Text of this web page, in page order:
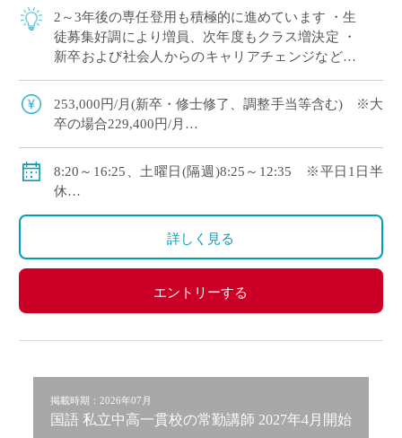
2～3年後の専任登用も積極的に進めています ・生
徒募集好調により増員、次年度もクラス増決定 ・
新卒および社会人からのキャリアチェンジなど未
550万円(ご経験等による) ・神 […]
253,000円/月(新卒・修士修了、調整手当等含む) ※大
卒の場合229,400円/月
◇手当：各種有
◇賞与：有
8:20～16:25、土曜日(隔週)8:25～12:35 ※平日1日半
休
・休日：平日1日半休、土曜日(隔週)、日・祝日、その
・イベント等で休日出勤した場合は代休取得で対応
詳しく見る
エントリーする
掲載時期：2026年07月
国語 私立中高一貫校の常勤講師 2027年4月開始